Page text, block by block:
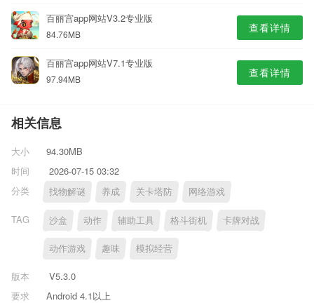
百丽宫app网站V3.2专业版
84.76MB 查看详情
百丽宫app网站V7.1专业版
97.94MB 查看详情
相关信息
大小
94.30MB
时间
2026-07-15 03:32
分类
找物解谜 养成 关卡塔防 网络游戏
TAG 沙盒 动作 辅助工具 格斗街机 卡牌对战
动作游戏 趣味 模拟经营
版本
V5.3.0
要求
Android 4.1以上